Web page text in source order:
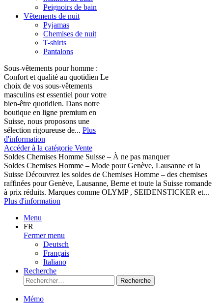
Peignoirs de bain
Vêtements de nuit
Pyjamas
Chemises de nuit
T-shirts
Pantalons
Sous-vêtements pour homme :
Confort et qualité au quotidien Le
choix de vos sous-vêtements
masculins est essentiel pour votre
bien-être quotidien. Dans notre
boutique en ligne premium en
Suisse, nous proposons une
sélection rigoureuse de... Plus
d'information
Accéder à la catégorie Vente
Soldes Chemises Homme Suisse – À ne pas manquer
Soldes Chemises Homme – Mode pour Genève, Lausanne et la
Suisse Découvrez les soldes de Chemises Homme – des chemises
raffinées pour Genève, Lausanne, Berne et toute la Suisse romande
à prix réduits. Marques comme OLYMP , SEIDENSTICKER et...
Plus d'information
Menu
FR
Fermer menu
Deutsch
Français
Italiano
Recherche
Recherche
Mémo